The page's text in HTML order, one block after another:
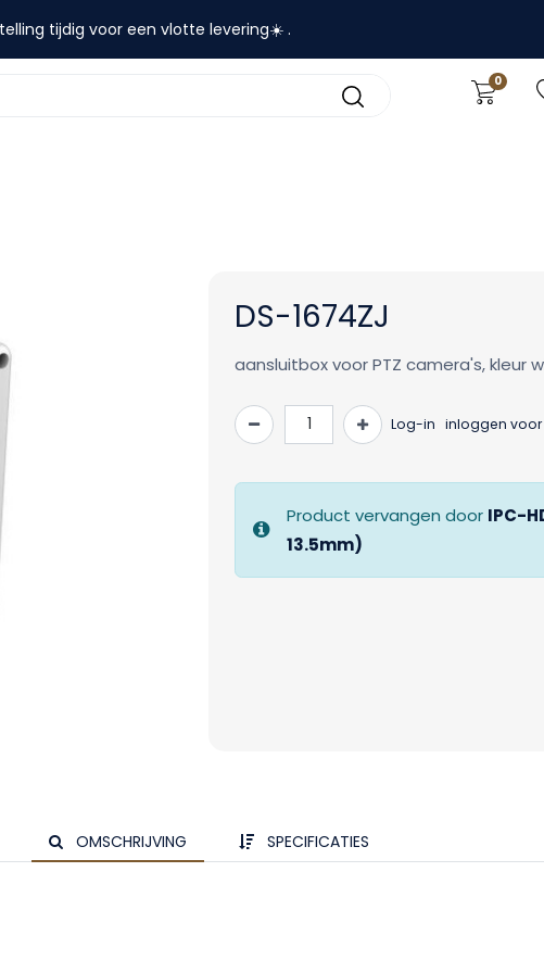
tijdig voor een vlotte levering☀️ .
0
DS-1674ZJ
aansluitbox voor PTZ camera's, kleur
Log-in inloggen voor
Product vervangen door IPC-
13.5mm)
OMSCHRIJVING SPECIFICATIES